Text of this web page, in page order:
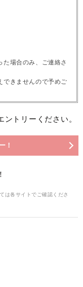
た場合のみ、ご連絡さ
できませんので予めご
トリーください。
！
は各サイトでご確認くださ